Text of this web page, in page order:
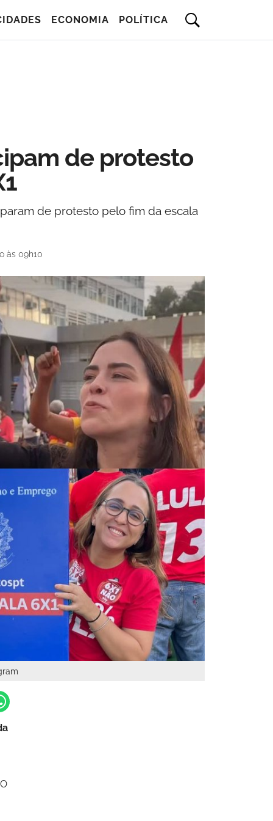
ECONOMIA POLÍTICA
de protesto
de protesto pelo fim da escala
às 09h10